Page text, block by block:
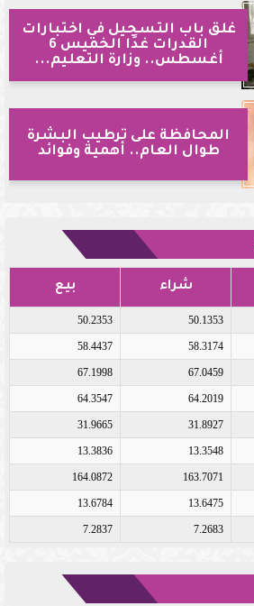
غلق باب التسجيل في اختبارات
القدرات غدًا الخميس 6
أغسطس.. وزارة التعليم...
المحافظة على ترطيب البشرة
طوال العام.. أهمية وفوائد
شراء بيع
50.1353
50.2353
58.3174
58.4437
67.0459
67.1998
64.2019
64.3547
31.8927
31.9665
13.3548
13.3836
163.7071
164.0872
13.6475
13.6784
7.2683
7.2837